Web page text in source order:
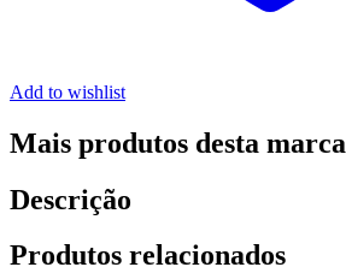
Add to wishlist
Mais produtos desta marca
Descrição
Produtos relacionados